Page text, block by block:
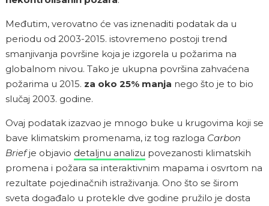
Međutim, verovatno će vas iznenaditi podatak da u
periodu od 2003-2015. istovremeno postoji trend
smanjivanja površine koja je izgorela u požarima na
globalnom nivou. Tako je ukupna površina zahvaćena
požarima u 2015. za oko 25% manja nego što je to bio
slučaj 2003. godine.
Ovaj podatak izazvao je mnogo buke u krugovima koji se
bave klimatskim promenama, iz tog razloga Carbon
Briefje objavio detaljnu analizu povezanosti klimatskih
promena i požara sa interaktivnim mapama i osvrtom na
rezultate pojedinačnih istraživanja. Ono što se širom
sveta događalo u protekle dve godine pružilo je dosta